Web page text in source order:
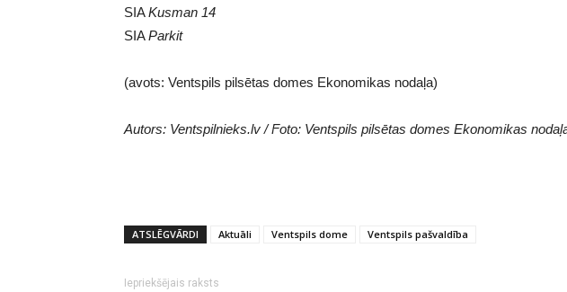
SIAKusman 14
SIAParkit
(avots: Ventspils pilsētas domes Ekonomikas nodaļa)
Autors: Ventspilnieks.lv / Foto: Ventspils pilsētas domes Ekonomikas
ATSLĒGVĀRDI Aktuāli Ventspils dome Ventspils pašvaldība
Iepriekšējais raksts